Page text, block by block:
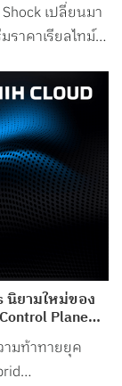
เปลี่ยนมา
ราคาเรียลไทม์
นิยามใหม่ของ
Plane
มท้าทายยุค